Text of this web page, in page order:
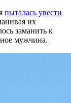
пыталась увести
их
заманить к
мужчина.